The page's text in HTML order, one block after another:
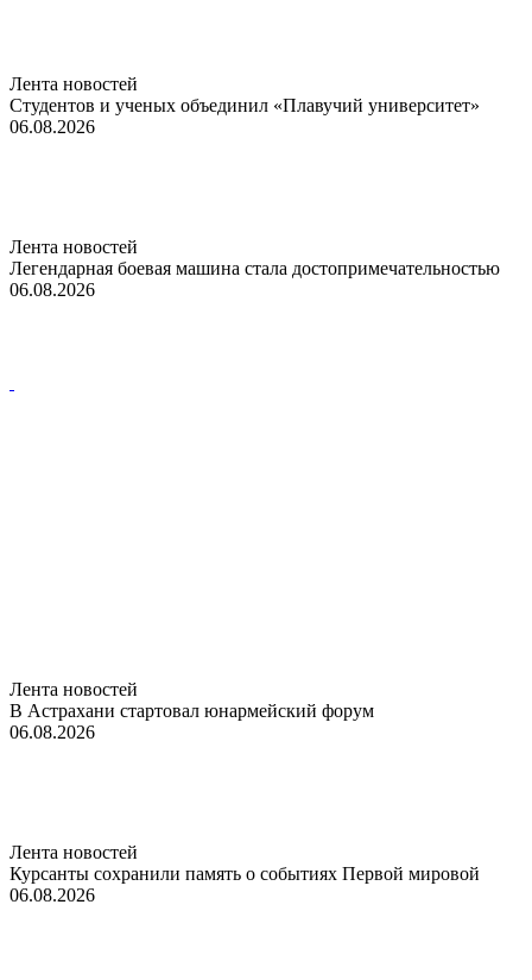
Лента новостей
Студентов и ученых объединил «Плавучий университет»
06.08.2026
Лента новостей
Легендарная боевая машина стала достопримечательностью
06.08.2026
Лента новостей
В Астрахани стартовал юнармейский форум
06.08.2026
Лента новостей
Курсанты сохранили память о событиях Первой мировой
06.08.2026